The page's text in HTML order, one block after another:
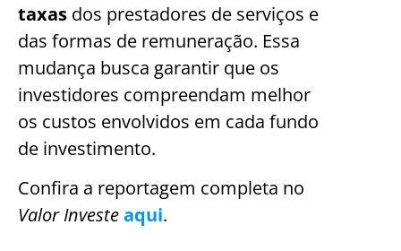
taxas dos prestadores de serviços e
das formas de remuneração. Essa
mudança busca garantir que os
investidores compreendam melhor
os custos envolvidos em cada fundo
de investimento.
Confira a reportagem completa no
Valor Investeaqui.